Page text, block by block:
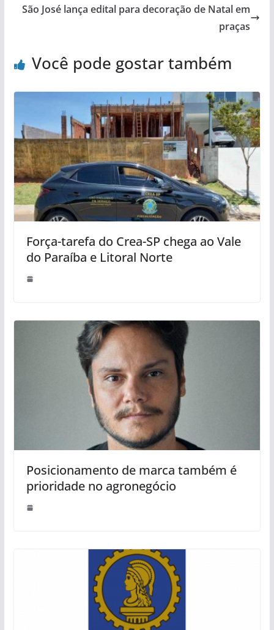
São José lança edital para decoração de Natal em
praças
Você pode gostar também
Força-tarefa do Crea-SP chega ao Vale
do Paraíba e Litoral Norte
Posicionamento de marca também é
prioridade no agronegócio